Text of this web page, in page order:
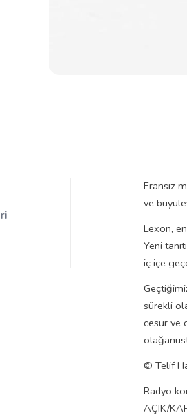
Fransız
ve
Lexon,
Yeni
iç içe
sürekli
cesur ve
© Telif
Radyo
AÇIK/